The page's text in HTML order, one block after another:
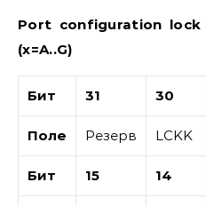
Port configuration lock
(x=A..G)
Бит 31 30
Поле Резерв LCKK
Бит 15 14